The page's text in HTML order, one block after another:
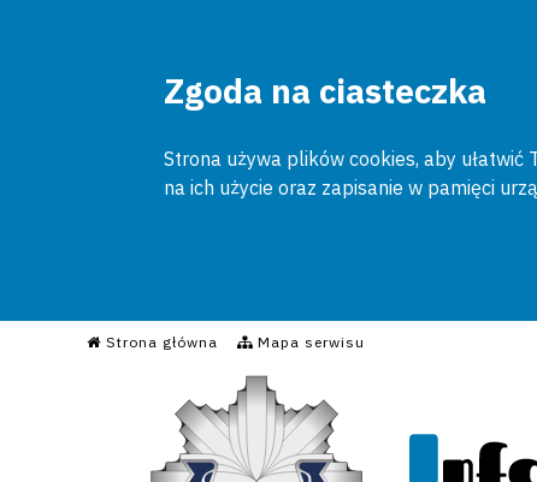
Zgoda na ciasteczka
Strona używa plików cookies, aby
na ich użycie oraz zapisanie w pamięci
Strona główna Mapa serwisu
Informacyjny Serwis